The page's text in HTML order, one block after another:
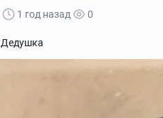
Фото скорее всего с каких-то
1 год назад 0
Дедушка